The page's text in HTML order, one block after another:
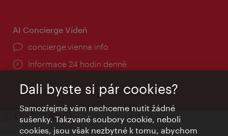
AI Concierge Vídeň
concierge.vienna.info
Informace 24 hodin denně
Kontakty
Dali byste si pár cookies?
Samozřejmě vám nechceme nutit žádné
sušenky. Takzvané soubory cookie, neboli
cookies, jsou však nezbytné k tomu, abychom